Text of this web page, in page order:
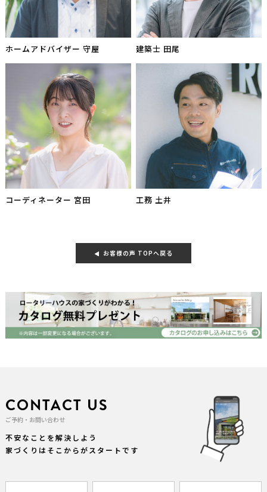
ホームアドバイザー 守屋 建築士 田尾
コーディネーター 宮田 工務 土井
お客様の声 TOPへ戻る
CONTACT US
ご予約・お問い合わせ
不安なことを解決しよう
家づくりはそこからがスタートです